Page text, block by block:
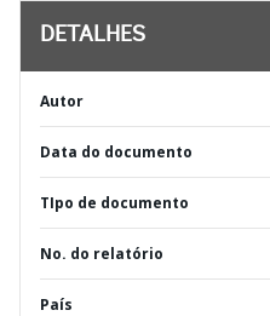
DETALHES
Autor
Data do documento
TIpo de documento
No. do relatório
País